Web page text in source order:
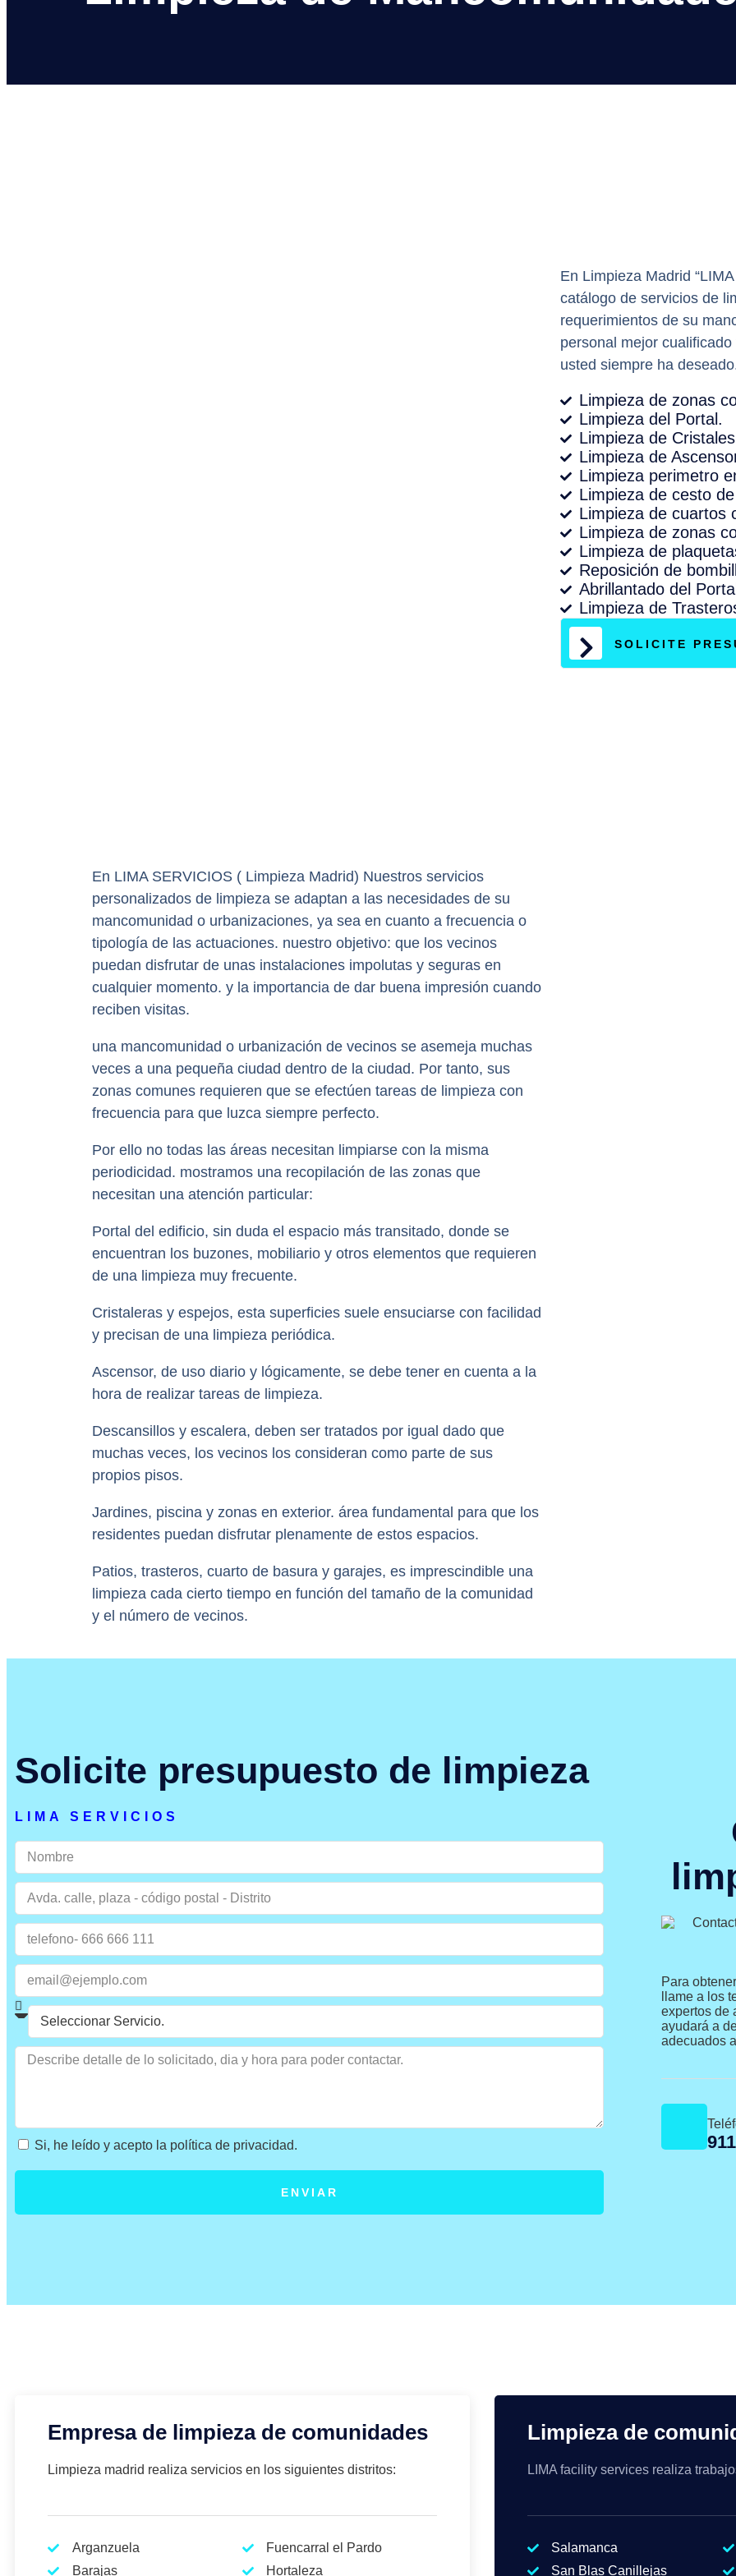
En Limpieza Madrid
catálogo de servicios de
requerimientos de su
personal mejor
usted siempre ha
Limpieza de zonas
Limpieza del Portal.
Limpieza de
Limpieza de
Limpieza perimetro
Limpieza de cesto
Limpieza de cuartos
Limpieza de zonas
Limpieza de
Reposición de
Abrillantado del
Limpieza de
SOLICITE
En LIMA SERVICIOS ( Limpieza Madrid) Nuestros servicios
personalizados de limpieza se adaptan a las necesidades de su
mancomunidad o urbanizaciones, ya sea en cuanto a frecuencia o
tipología de las actuaciones. nuestro objetivo: que los vecinos
puedan disfrutar de unas instalaciones impolutas y seguras en
cualquier momento. y la importancia de dar buena impresión cuando
reciben visitas.
una mancomunidad o urbanización de vecinos se asemeja muchas
veces a una pequeña ciudad dentro de la ciudad. Por tanto, sus
zonas comunes requieren que se efectúen tareas de limpieza con
frecuencia para que luzca siempre perfecto.
Por ello no todas las áreas necesitan limpiarse con la misma
periodicidad. mostramos una recopilación de las zonas que
necesitan una atención particular:
Portal del edificio, sin duda el espacio más transitado, donde se
encuentran los buzones, mobiliario y otros elementos que requieren
de una limpieza muy frecuente.
Cristaleras y espejos, esta superficies suele ensuciarse con facilidad
y precisan de una limpieza periódica.
Ascensor, de uso diario y lógicamente, se debe tener en cuenta a la
hora de realizar tareas de limpieza.
Descansillos y escalera, deben ser tratados por igual dado que
muchas veces, los vecinos los consideran como parte de sus
propios pisos.
Jardines, piscina y zonas en exterior. área fundamental para que los
residentes puedan disfrutar plenamente de estos espacios.
Patios, trasteros, cuarto de basura y garajes, es imprescindible una
limpieza cada cierto tiempo en función del tamaño de la comunidad
y el número de vecinos.
Solicite presupuesto de limpieza
LIMA SERVICIOS
Si, he leído y acepto la política de privacidad.
ENVIAR
Para
llame a los
expertos de
ayudará a
adecuados
Empresa de limpieza de comunidades
Limpieza madrid realiza servicios en los siguientes distritos:
Arganzuela
Barajas
Fuencarral el Pardo
Hortaleza
Limpieza de
LIMA facility services realiza
Salamanca
San Blas Canillejas